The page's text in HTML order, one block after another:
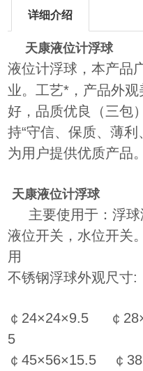
详细介绍
天康液位计浮球
液位计浮球 ，本产品
业。工艺*，产品外
好，品质优良（三包
持“守信、保质、薄
为用户提供优质产品。
天康液位计浮球
主要使用于：浮球
液位开关，水位开关
用
不锈钢浮球外观尺寸:
￠24×24×9.5 ￠
5
￠45×56×15.5 ￠